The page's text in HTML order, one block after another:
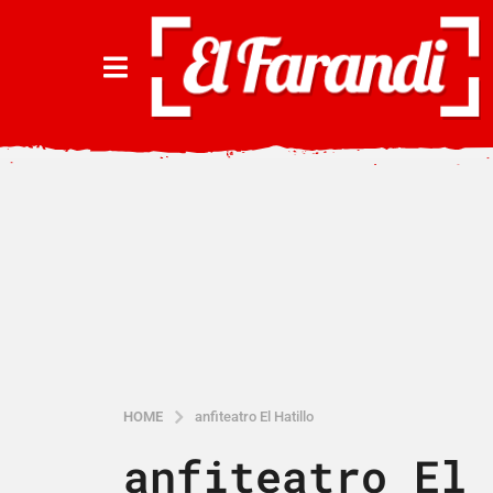
HOME anfiteatro El Hatillo
anfiteatro El